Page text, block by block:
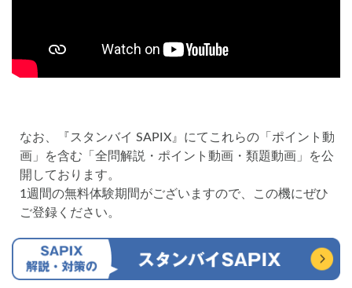
なお、『スタンバイ SAPIX』にてこれらの「ポイント動
画」を含む「全問解説・ポイント動画・類題動画」を公
開しております。
1週間の無料体験期間がございますので、この機にぜひ
ご登録ください。